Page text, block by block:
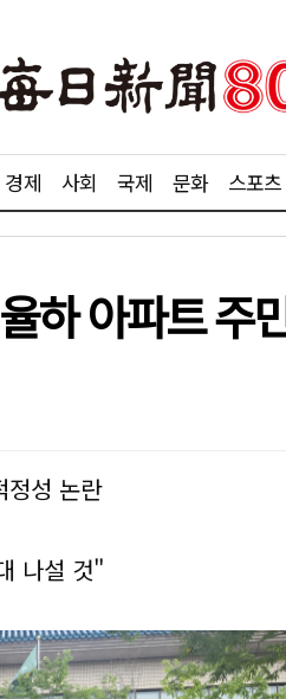
경제 사회 국제 문화 스포츠
아파트 주
성 논란
나설 것"